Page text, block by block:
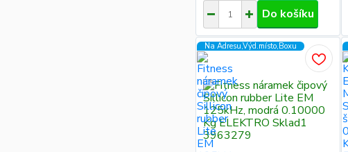
Do košíku
Na Adresu,Výd.místo,Boxu